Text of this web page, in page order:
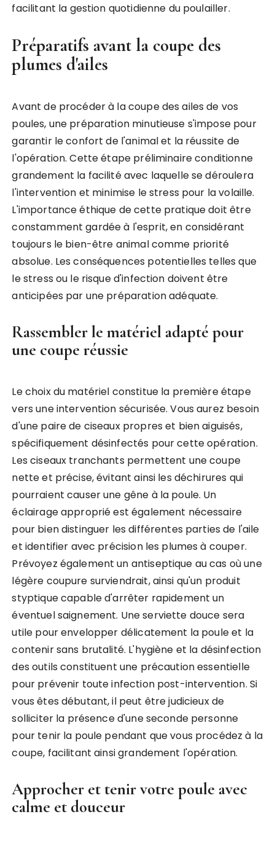
facilitant la gestion quotidienne du poulailler.
Préparatifs avant la coupe des
plumes d'ailes
Avant de procéder à la coupe des ailes de vos
poules, une préparation minutieuse s'impose pour
garantir le confort de l'animal et la réussite de
l'opération. Cette étape préliminaire conditionne
grandement la facilité avec laquelle se déroulera
l'intervention et minimise le stress pour la volaille.
L'importance éthique de cette pratique doit être
constamment gardée à l'esprit, en considérant
toujours le bien-être animal comme priorité
absolue. Les conséquences potentielles telles que
le stress ou le risque d'infection doivent être
anticipées par une préparation adéquate.
Rassembler le matériel adapté pour
une coupe réussie
Le choix du matériel constitue la première étape
vers une intervention sécurisée. Vous aurez besoin
d'une paire de ciseaux propres et bien aiguisés,
spécifiquement désinfectés pour cette opération.
Les ciseaux tranchants permettent une coupe
nette et précise, évitant ainsi les déchirures qui
pourraient causer une gêne à la poule. Un
éclairage approprié est également nécessaire
pour bien distinguer les différentes parties de l'aile
et identifier avec précision les plumes à couper.
Prévoyez également un antiseptique au cas où une
légère coupure surviendrait, ainsi qu'un produit
styptique capable d'arrêter rapidement un
éventuel saignement. Une serviette douce sera
utile pour envelopper délicatement la poule et la
contenir sans brutalité. L'hygiène et la désinfection
des outils constituent une précaution essentielle
pour prévenir toute infection post-intervention. Si
vous êtes débutant, il peut être judicieux de
solliciter la présence d'une seconde personne
pour tenir la poule pendant que vous procédez à la
coupe, facilitant ainsi grandement l'opération.
Approcher et tenir votre poule avec
calme et douceur